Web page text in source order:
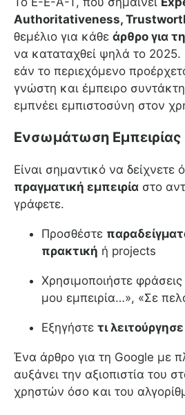
Authoritativeness,
θεμέλιο για κάθε άρθρο για
να καταταχθεί ψηλά το 2025.
εάν το περιεχόμενο
γνώστη και έμπειρο
εμπνέει εμπιστοσύνη στον
Ενσωμάτωση Εμπειρίας
Είναι σημαντικό να δείχνετε
πραγματική εμπειρία στο
γράφετε.
Προσθέστε
πρακτική ή projects
Χρησιμοποιήστε
μου εμπειρία…», «Σε
Εξηγήστε τι λειτούργησε
Ένα άρθρο για τη Google με
αυξάνει την αξιοπιστία του
χρηστών όσο και του